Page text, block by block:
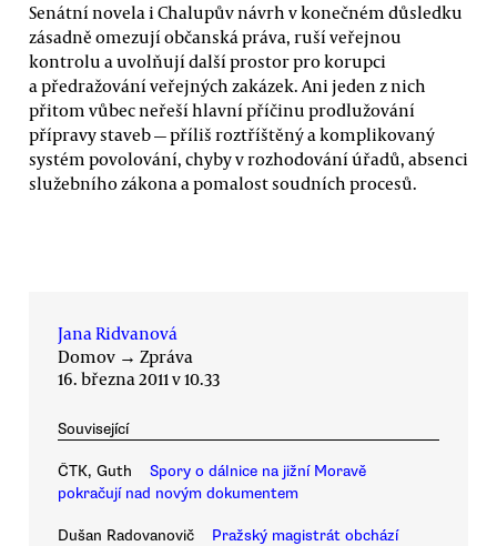
Senátní novela i Chalupův návrh v konečném důsledku
zásadně omezují občanská práva, ruší veřejnou
kontrolu a uvolňují další prostor pro korupci
a předražování veřejných zakázek. Ani jeden z nich
přitom vůbec neřeší hlavní příčinu prodlužování
přípravy staveb — příliš roztříštěný a komplikovaný
systém povolování, chyby v rozhodování úřadů, absenci
služebního zákona a pomalost soudních procesů.
Jana Ridvanová
Domov → Zpráva
16. března 2011 v 10.33
Související
ČTK, Guth
Spory o dálnice na jižní Moravě
pokračují nad novým dokumentem
Dušan Radovanovič
Pražský magistrát obchází